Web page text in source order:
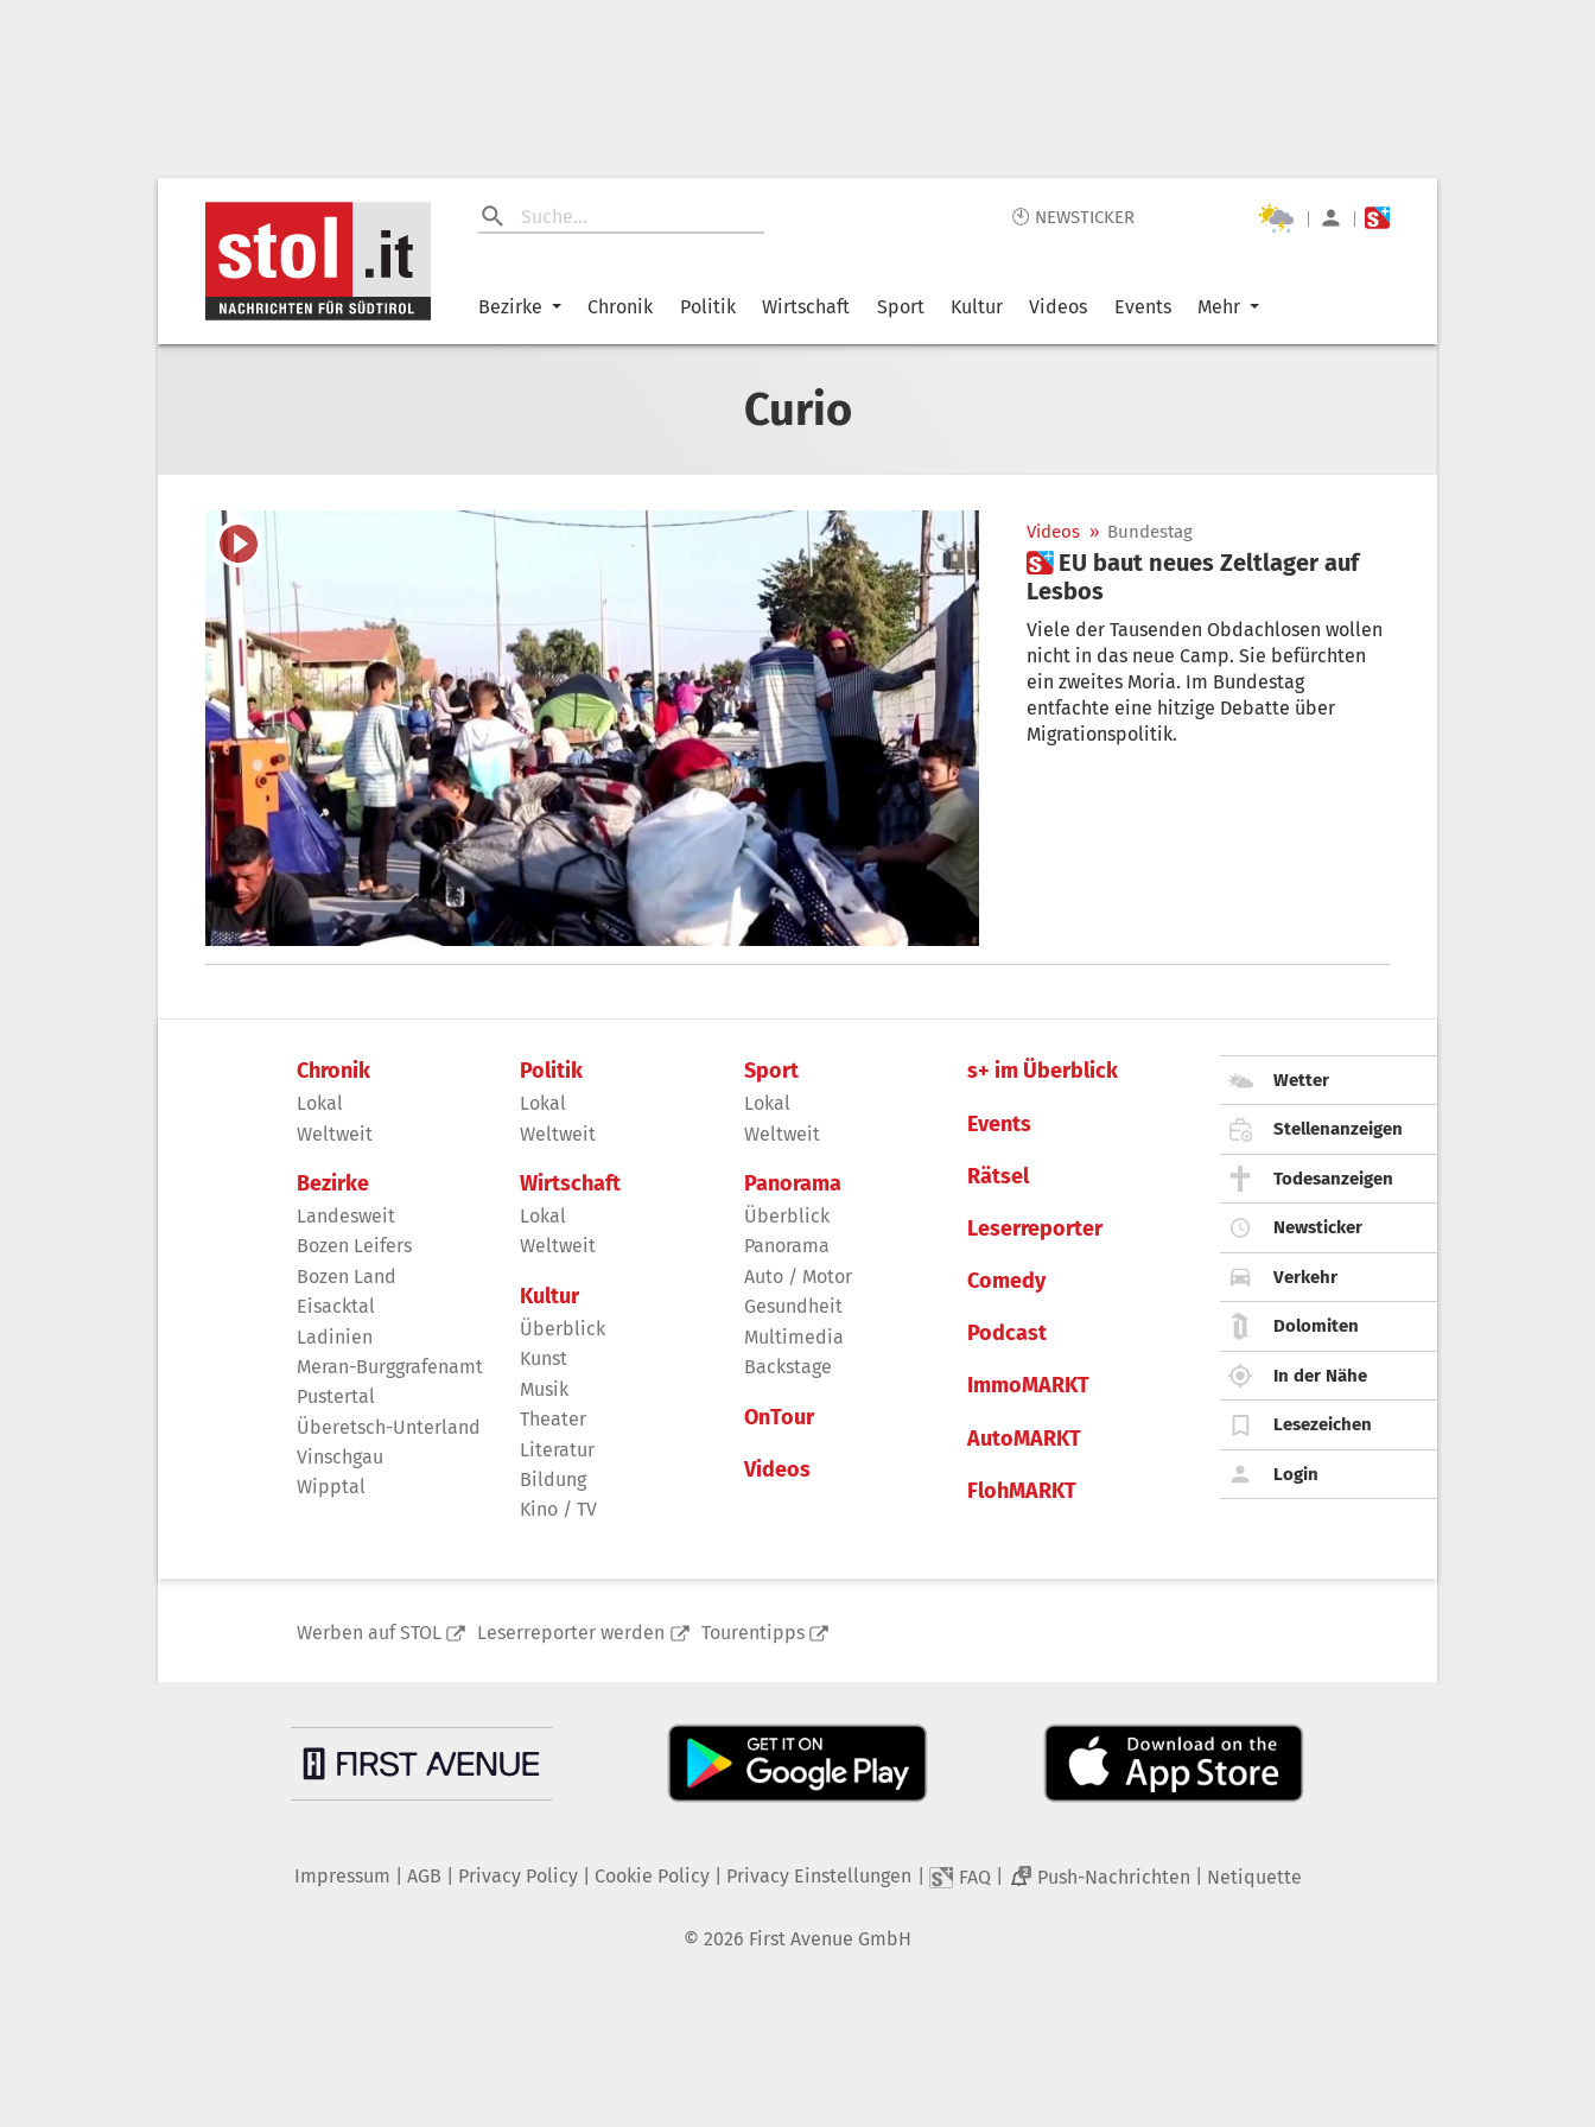
🕙 NEWSTICKER | |
Bezirke Chronik Politik Wirtschaft Sport Kultur Videos Events Mehr
Curio
Videos » Bundestag
 EU baut neues Zeltlager auf
Lesbos
Viele der Tausenden Obdachlosen wollen
nicht in das neue Camp. Sie befürchten
ein zweites Moria. Im Bundestag
entfachte eine hitzige Debatte über
Migrationspolitik.
Chronik
Lokal
Weltweit
Bezirke
Landesweit
Bozen Leifers
Bozen Land
Eisacktal
Ladinien
Meran-Burggrafenamt
Pustertal
Überetsch-Unterland
Vinschgau
Wipptal
Politik
Lokal
Weltweit
Wirtschaft
Lokal
Weltweit
Kultur
Überblick
Kunst
Musik
Theater
Literatur
Bildung
Kino / TV
Sport
Lokal
Weltweit
Panorama
Überblick
Panorama
Auto / Motor
Gesundheit
Multimedia
Backstage
OnTour
Videos
s+ im Überblick
Events
Rätsel
Leserreporter
Comedy
Podcast
ImmoMARKT
AutoMARKT
FlohMARKT
Wetter
Stellenanzeigen
Todesanzeigen
Newsticker
Verkehr
Dolomiten
In der Nähe
Lesezeichen
Login
Werben auf STOL Leserreporter werden Tourentipps
Impressum AGB Privacy Policy| Cookie Policy| Privacy Einstellungen FAQ 2 Push-Nachrichten Netiquette
© 2026 First Avenue GmbH